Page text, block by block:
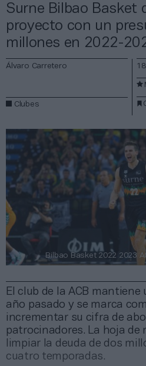
Surne Bilbao Basket
proyecto con un
millones en 2022-
El club de la ACB
año pasado y se marca
incrementar su cifra de
patrocinadores. La hoja de
limpiar la deuda de dos
cuatro temporadas.
Bilbao Basket 2022 2023
Álvaro Carretero
Clubes